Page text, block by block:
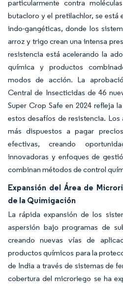
particularmente contra
butacloro y el pretilachlor, se está
indo-gangéticas, donde los
arroz y trigo crean una intensa
resistencia está acelerando la
química y productos
modos de acción. La
Central de Insecticidas de 46
Super Crop Safe en 2024 refleja
estos desafíos de resistencia.
más dispuestos a pagar
efectivas, creando
innovadoras y enfoques de
combinan métodos de control
Expansión del Área de
de la Quimigación
La rápida expansión de los
aspersión bajo programas de
creando nuevas vías de
productos químicos para la
de India a través de sistemas de
cobertura del microriego se ha